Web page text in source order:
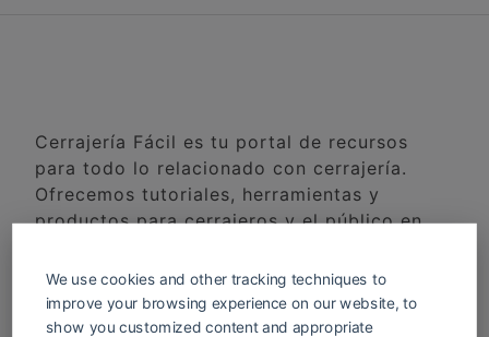
Cerrajería Fácil es tu portal de recursos
para todo lo relacionado con cerrajería.
Ofrecemos tutoriales, herramientas y
productos para cerrajeros y el público en
hasta la programación de llaves, tenemos
todo lo que necesitas para hacer que la
cerrajería sea fácil.
We use cookies and other tracking techniques to
improve your browsing experience on our website, to
show you customized content and appropriate